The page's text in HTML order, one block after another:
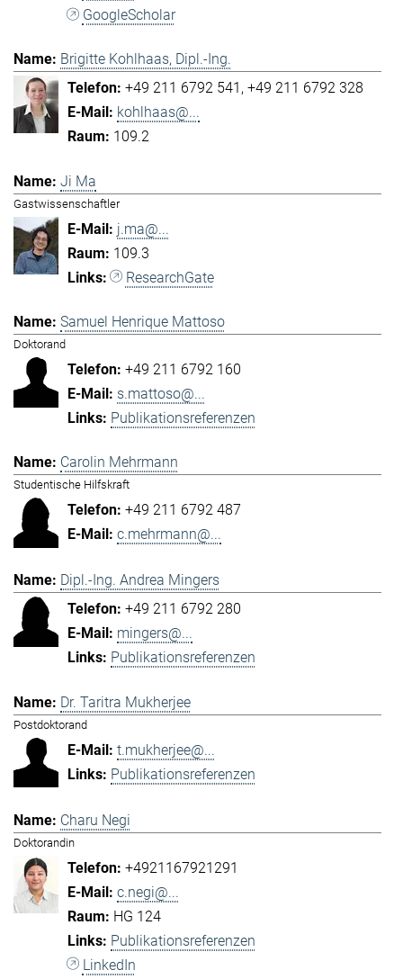
GoogleScholar
Brigitte Kohlhaas, Dipl.-Ing.
+49 211 6792 541 +49 211 6792 328
kohlhaas@...
109.2
Ji Ma
Gastwissenschaftler
j.ma@...
109.3
ResearchGate
Samuel Henrique Mattoso
Doktorand
+49 211 6792 160
s.mattoso@...
Publikationsreferenzen
Carolin Mehrmann
Studentische Hilfskraft
+49 211 6792 487
c.mehrmann@...
Dipl.-Ing. Andrea Mingers
+49 211 6792 280
mingers@...
Publikationsreferenzen
Dr. Taritra Mukherjee
Postdoktorand
t.mukherjee@...
Publikationsreferenzen
Charu Negi
Doktorandin
+4921167921291
c.negi@...
HG 124
Publikationsreferenzen
LinkedIn